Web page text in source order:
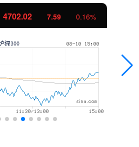
1122.88 -11.37 -1.00%